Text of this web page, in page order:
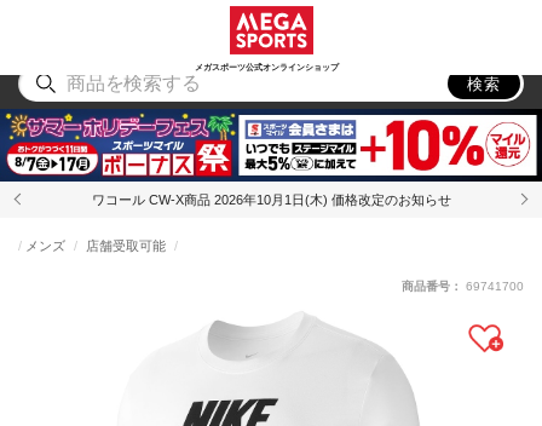
メガスポーツ公式オンラインショップ
アウトドア
検索
ワコール CW-X商品 2026年10月1日(木) 価格改定のお知らせ
メンズ 店舗受取可能
商品番号： 69741700